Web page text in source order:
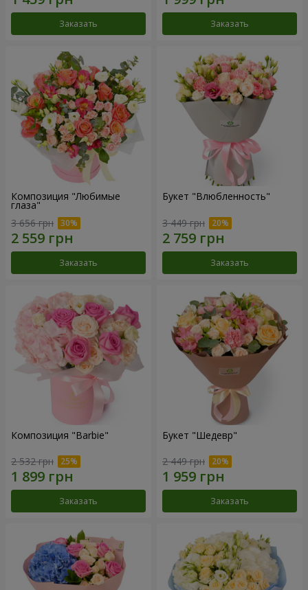
Заказать Заказать
Композиция "Любимые
глаза"
3 656 грн
Заказать
Букет "Влюбленность"
3 449 грн
Заказать
Композиция "Barbie"
2 532 грн
Заказать
Букет "Шедевр"
2 449 грн
Заказать